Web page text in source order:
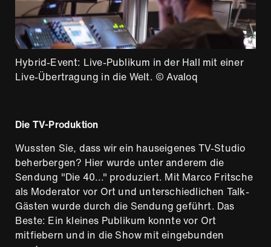
Hybrid-Event: Live-Publikum in der Hall mit einer
Live-Übertragung in die Welt. © Avaloq
Hybrid-Event: Live-Publikum in der Hall mit einer
Live-Übertragung in die Welt. © Avaloq
Hybrid-Event: Live-Publikum in der Hall mit einer
Live-Übertragung in die Welt. © Avaloq
Hybrid-Event: Live-Publikum in der Hall mit einer
Live-Übertragung in die Welt. © Avaloq
Hybrid-Event: Live-Publikum in der Hall mit einer
Live-Übertragung in die Welt. © Avaloq
Die TV-Produktion
Wussten Sie, dass wir ein hauseigenes TV-Studio
beherbergen? Hier wurde unter anderem die
Sendung "Die 40..." produziert. Mit Marco Fritsche
als Moderator vor Ort und unterschiedlichen Talk-
Gästen wurde durch die Sendung geführt. Das
Beste: Ein kleines Publikum konnte vor Ort
mitfiebern und in die Show mit eingebunden